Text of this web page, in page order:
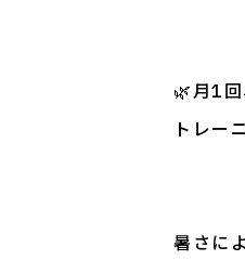
🌿月1
トレー
暑さに